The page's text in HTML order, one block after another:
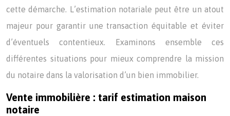
cette démarche. L’estimation notariale peut être un atout
majeur pour garantir une transaction équitable et éviter
d’éventuels contentieux. Examinons ensemble ces
différentes situations pour mieux comprendre la mission
du notaire dans la valorisation d’un bien immobilier.
Vente immobilière : tarif estimation maison
notaire